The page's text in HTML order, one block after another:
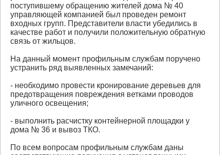
поступившему обращению жителей дома № 40
управляющей компанией был проведен ремонт
входных групп. Представители власти убедились в
качестве работ и получили положительную обратную
связь от жильцов.
На данный момент профильным службам поручено
устранить ряд выявленных замечаний:
- необходимо провести кронирование деревьев для
предотвращения повреждения ветками проводов
уличного освещения;
- выполнить расчистку контейнерной площадки у
дома № 36 и вывоз ТКО.
По всем вопросам профильным службам даны